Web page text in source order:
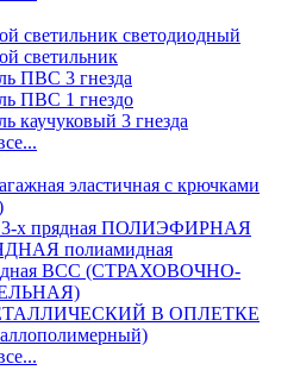
светильник светодиодный
светильник
ПВС 3 гнезда
ПВС 1 гнездо
каучуковый 3 гнезда
эластичная с крючками
3-х прядная ПОЛИЭФИРНАЯ
полиамидная
ВСС (СТРАХОВОЧНО-
В ОПЛЕТКЕ